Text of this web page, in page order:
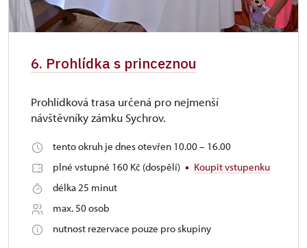
6. Prohlídka s princeznou
Prohlídková trasa určená pro nejmenší
návštěvníky zámku Sychrov.
tento okruh je dnes otevřen 10.00 – 16.00
plné vstupné 160 Kč (dospělí)
Koupit vstupenku
délka 25 minut
max. 50 osob
nutnost rezervace pouze pro skupiny